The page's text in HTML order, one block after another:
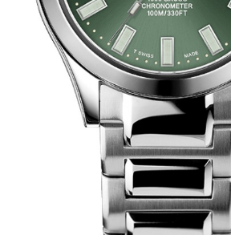
Trainmaster
Roadmaster
Oficjalne Zegarki Kolejowe